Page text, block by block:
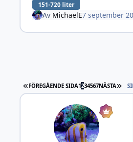
151-720 liter
Av MichaelE7 september
FÖRSTA SIDAN
FÖREGÅENDE SIDA1234567NÄSTA